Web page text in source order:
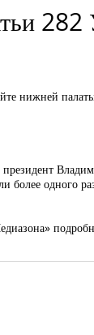
нижней
более одного